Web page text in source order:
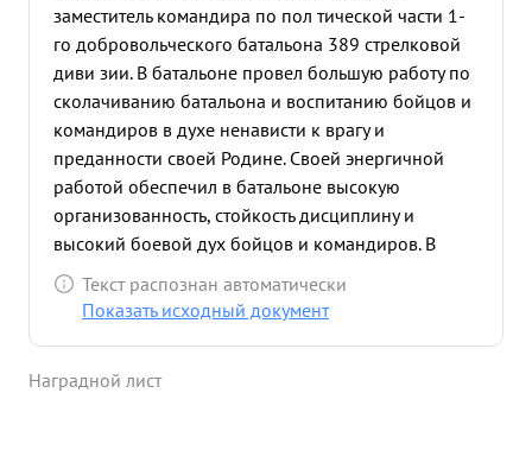
заместитель командира по пол тической части 1-
го добровольческого батальона 389 стрелковой
диви зии. В батальоне провел большую работу по
сколачиванию батальона и воспитанию бойцов и
командиров в духе ненависти к врагу и
преданности своей Родине. Своей энергичной
работой обеспечил в батальоне высокую
организованность, стойкость дисциплину и
высокий боевой дух бойцов и командиров. В
боевых действиях батальон отличался своей
выдержкой и ДИСЦИПЛ нировастью и дрался с
сумел организовать беспрерывную партийно-
Текст распознан автоматически
Показать исходный документ
Наградной лист